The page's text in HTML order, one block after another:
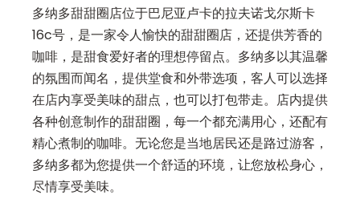
多纳多甜甜圈店位于巴尼亚卢卡的拉夫诺戈尔斯卡
16c号，是一家令人愉快的甜甜圈店，还提供芳香的
咖啡，是甜食爱好者的理想停留点。多纳多以其温馨
的氛围而闻名，提供堂食和外带选项，客人可以选择
在店内享受美味的甜点，也可以打包带走。店内提供
各种创意制作的甜甜圈，每一个都充满用心，还配有
精心煮制的咖啡。无论您是当地居民还是路过游客，
多纳多都为您提供一个舒适的环境，让您放松身心，
尽情享受美味。